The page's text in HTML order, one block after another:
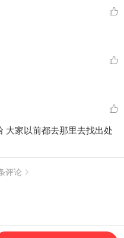
大家以前都去那里去找出处
评论